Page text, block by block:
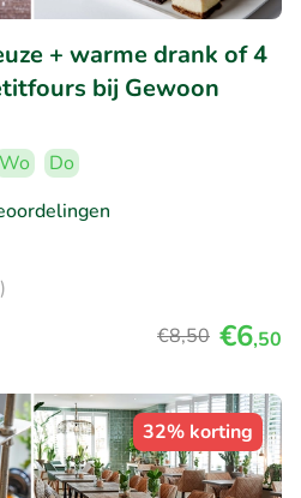
+ warme drank of 4
bij Gewoon
Wo
Do
€8,50 €6,50
32% korting